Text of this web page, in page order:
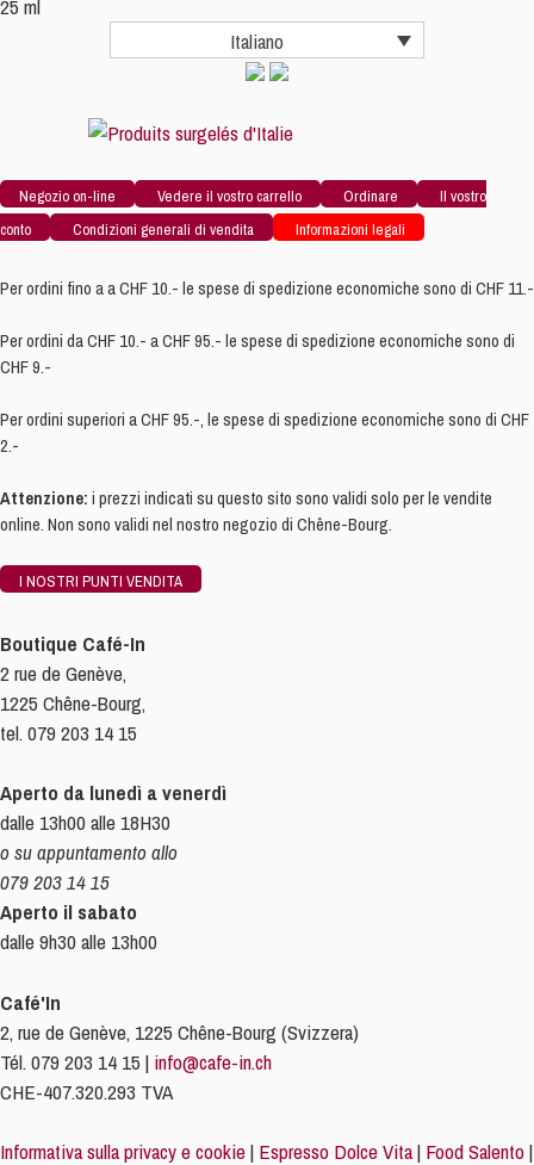
25 ml
Italiano
Negozio on-line Vedere il vostro carrello Ordinare
Il vostro
conto
Condizioni generali di vendita Informazioni legali
Per ordini fino a a CHF 10.- le spese di spedizione economiche sono di CHF 11.-
Per ordini da CHF 10.- a CHF 95.- le spese di spedizione economiche sono di
CHF 9.-
Per ordini superiori a CHF 95.-, le spese di spedizione economiche sono di CHF
2.-
Attenzione: i prezzi indicati su questo sito sono validi solo per le vendite
online. Non sono validi nel nostro negozio di Chêne-Bourg.
I NOSTRI PUNTI VENDITA
Boutique Café-In
2 rue de Genève,
1225 Chêne-Bourg,
tel. 079 203 14 15
Aperto da lunedì a venerdì
dalle 13h00 alle 18H30
o su appuntamento allo
079 203 14 15
Aperto il sabato
dalle 9h30 alle 13h00
Café'In
2, rue de Genève, 1225 Chêne-Bourg (Svizzera)
Tél. 079 203 14 15 | info@cafe-in.ch
CHE-407.320.293 TVA
Informativa sulla privacy e cookie| Espresso Dolce Vita| Food Salento|